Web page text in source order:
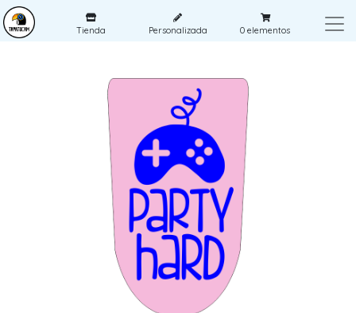
Tienda Personalizada 0 elementos